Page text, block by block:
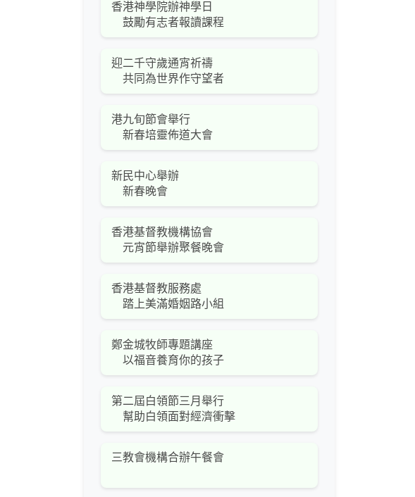
香港神學院辦神學日
鼓勵有志者報讀課程
迎二千守歲通宵祈禱
共同為世界作守望者
港九旬節會舉行
新春培靈佈道大會
新民中心舉辦
新春晚會
香港基督教機構協會
元宵節舉辦聚餐晚會
香港基督教服務處
踏上美滿婚姻路小組
鄭金城牧師專題講座
以福音養育你的孩子
第二屆白領節三月舉行
幫助白領面對經濟衝擊
三教會機構合辦午餐會